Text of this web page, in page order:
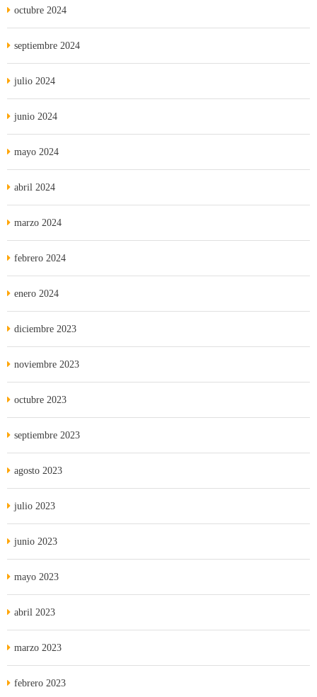
octubre 2024
septiembre 2024
julio 2024
junio 2024
mayo 2024
abril 2024
marzo 2024
febrero 2024
enero 2024
diciembre 2023
noviembre 2023
octubre 2023
septiembre 2023
agosto 2023
julio 2023
junio 2023
mayo 2023
abril 2023
marzo 2023
febrero 2023